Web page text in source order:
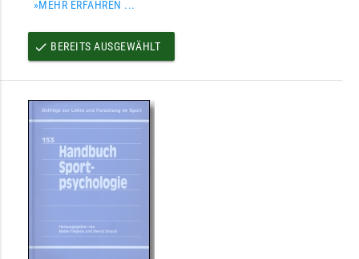
»MEHR ERFAHREN ...
done BEREITS AUSGEWÄHLT